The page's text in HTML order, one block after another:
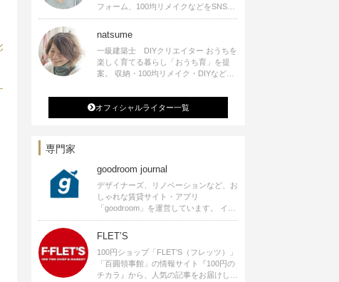
フォーム、100均リメイクなどをSNSで
公開中。 収納やリメイク、インテリア
シピ提供、店舗プロデュース 2016年９
月に宝島社より【Rumiのおうち時間を
楽しむインテリア】を出版しました。
natsume
一級建築士 DIYクリエイター おうちを
楽しく育てる暮らし「おうち育」を提
案。 収納・100均リメイク・DIYなどお
発信中。 著書 なつめさんちの新しい
のになつかしいアンティークな部屋つく
り 雑誌掲載・TV出演・コラム執筆・
オフィシャルライター一覧
専門家
goodroom journal
デザイナーズ、リノベーションなど、お
しゃれな賃貸サイト・アプリ
「goodroom」を運営しています。 イン
テリアや、ひとり暮らし、ふたり暮らし
のアイディアなど、賃貸でも自分らしい
暮らしを楽しむためのヒントをお届けし
ます。
FLET’S
100円ショップ「FLET’S（フレッツ）」
「百圓領事館」の情報サイト『100円の
チカラ』から、人気の記事をお届けしま